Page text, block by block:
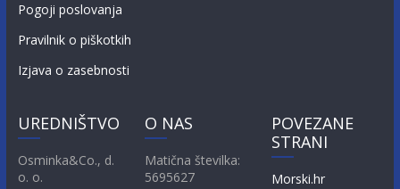
Pogoji poslovanja
Pravilnik o piškotkih
Izjava o zasebnosti
UREDNIŠTVO
Osminka&Co., d.
o. o.
O NAS
Matična številka:
5695627
POVEZANE
STRANI
Morski.hr